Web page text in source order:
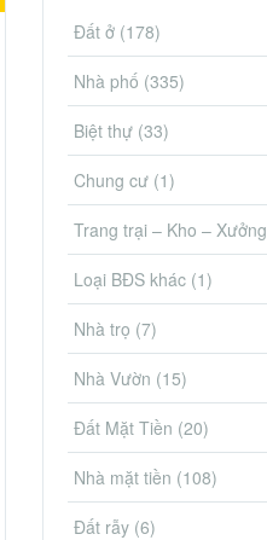
Đất ở (178)
Nhà phố (335)
Biệt thự (33)
Chung cư (1)
Trang trại – Kho – Xưởng
Loại BĐS khác (1)
Nhà trọ (7)
Nhà Vườn (15)
Đất Mặt Tiền (20)
Nhà mặt tiền (108)
Đất rẫy (6)